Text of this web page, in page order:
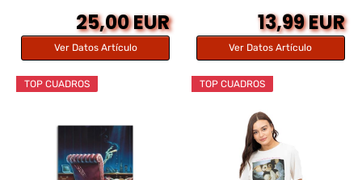
25,00 EUR
Ver Datos Artículo
13,99 EUR
Ver Datos Artículo
TOP CUADROS TOP CUADROS